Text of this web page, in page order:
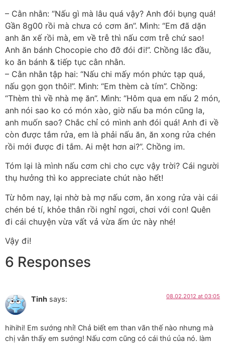
– Cằn nhằn: “Nấu gì mà lâu quá vậy? Anh đói bụng quá!
Gần 8g00 rồi mà chưa có cơm ăn”. Mình: “Em đã dặn
anh ăn xế rồi mà, em về trễ thì nấu cơm trễ chứ sao!
Anh ăn bánh Chocopie cho đỡ đói đi!”. Chồng lắc đầu,
ko ăn bánh & tiếp tục cằn nhằn.
– Cằn nhằn tập hai: “Nấu chi mấy món phức tạp quá,
nấu gọn gọn thôi!”. Mình: “Em thèm cà tím”. Chồng:
“Thèm thì về nhà mẹ ăn”. Mình: “Hôm qua em nấu 2 món,
anh nói sao ko có món xào, giờ nấu ba món cũng la,
anh muốn sao? Chắc chỉ có mình anh đói quá! Anh đi về
còn được tắm rửa, em là phải nấu ăn, ăn xong rửa chén
rồi mới được đi tắm. Ai mệt hơn ai?”. Chồng im.
Tóm lại là mình nấu cơm chi cho cực vậy trời? Cái người
thụ hưởng thì ko appreciate chút nào hết!
Từ hôm nay, lại nhờ bà mợ nấu cơm, ăn xong rửa vài cái
chén bé tí, khỏe thân rồi nghỉ ngơi, chơi với con! Quên
đi cái chuyện vừa vất vả vừa ấm ức này nhé!
Vậy đi!
6 Responses
Tinh says: 08.02.2012 at 03:05
hihihi! Em sướng nhỉ! Chả biết em than vãn thế nào nhưng mà
chị vẫn thấy em sướng! Nấu cơm cũng có cái thú của nó. làm